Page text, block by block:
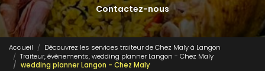
Contactez-nous
Accueil
Découvrez les services traiteur de Chez Maly à Langon
Traiteur, évènements, wedding planner Langon - Chez Maly
wedding planner Langon - Chez Maly